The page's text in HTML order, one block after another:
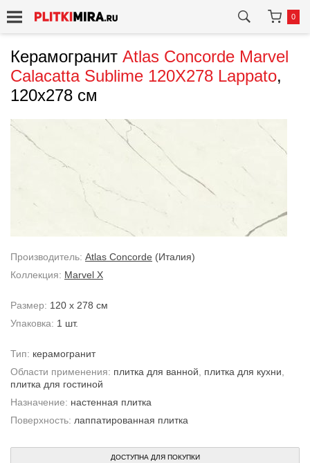
0
Керамогранит Atlas Concorde Marvel
Calacatta Sublime 120X278 Lappato,
120x278 см
Производитель: Atlas Concorde (Италия)
Коллекция: Marvel X
Размер: 120 x 278 см
Упаковка: 1 шт.
Тип: керамогранит
Области применения: плитка для ванной плитка для кухни
плитка для гостиной
Назначение: настенная плитка
Поверхность: лаппатированная плитка
ДОСТУПНА ДЛЯ ПОКУПКИ